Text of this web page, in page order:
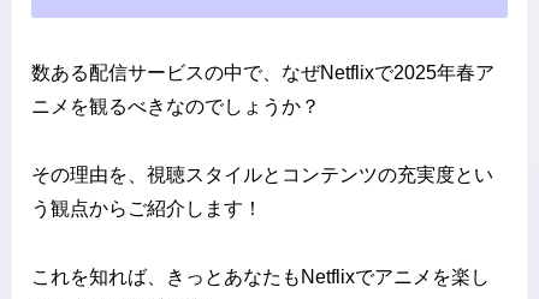
数ある配信サービスの中で、なぜNetflixで2025年春ア
ニメを観るべきなのでしょうか？
その理由を、視聴スタイルとコンテンツの充実度とい
う観点からご紹介します！
これを知れば、きっとあなたもNetflixでアニメを楽し